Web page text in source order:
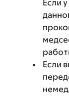
Если
Если